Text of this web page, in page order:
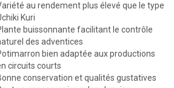
au rendement plus élevé que le type
Kuri
buissonnante facilitant le contrôle
des adventices
bien adaptée aux productions
circuits courts
conservation et qualités gustatives